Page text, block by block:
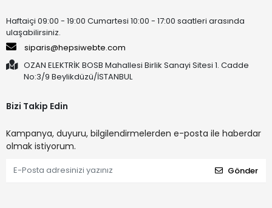
Haftaiçi 09:00 - 19:00 Cumartesi 10:00 - 17:00 saatleri arasında
ulaşabilirsiniz.
siparis@hepsiwebte.com
OZAN ELEKTRİK BOSB Mahallesi Birlik Sanayi Sitesi 1. Cadde
No:3/9 Beylikdüzü/İSTANBUL
Bizi Takip Edin
Kampanya, duyuru, bilgilendirmelerden e-posta ile haberdar
olmak istiyorum.
Gönder